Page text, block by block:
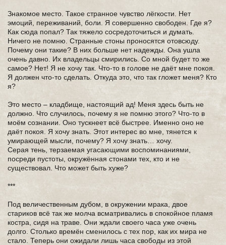
Знакомое место. Такое странное чувство лёгкости. Нет
эмоций, переживаний, боли. Я совершенно свободен. Где я?
Как сюда попал? Так тяжело сосредоточиться и думать.
Ничего не помню. Странные стоны проносятся отовсюду.
Почему они такие? В них больше нет надежды. Она ушла
очень давно. Их владельцы смирились. Со мной будет то же
самое? Нет! Я не хочу так. Что-то в голове не даёт мне покоя.
Я должен что-то сделать. Откуда это, что так гложет меня? Кто
я?
Это место – кладбище, настоящий ад! Меня здесь быть не
должно. Что случилось, почему я не помню этого? Что-то в
моём сознании. Оно тускнеет всё быстрее. Именно оно не
даёт покоя. Я хочу знать. Этот интерес во мне, тянется к
умирающей мысли, почему? Я хочу знать… хочу.
Серая тень, терзаемая угасающими воспоминаниями,
посреди пустоты, окружённая стонами тех, кто и не
существовал. Что может быть хуже?
***
Под величественным дубом, в окружении мрака, двое
стариков всё так же молча всматривались в спокойное пламя
костра, сидя на траве. Они ждали своего часа уже очень
долго. Столько времён сменилось с тех пор, как их мира не
стало. Теперь они ожидали лишь часа свободы из этой